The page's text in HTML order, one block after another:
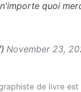
quoi
November 23,
de livre est